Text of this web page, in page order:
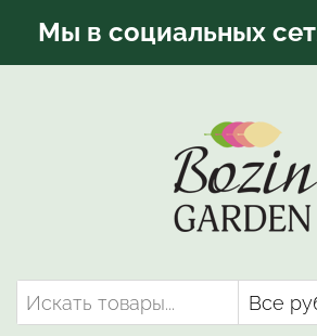
Мы в социальных
Bozin-Garden |